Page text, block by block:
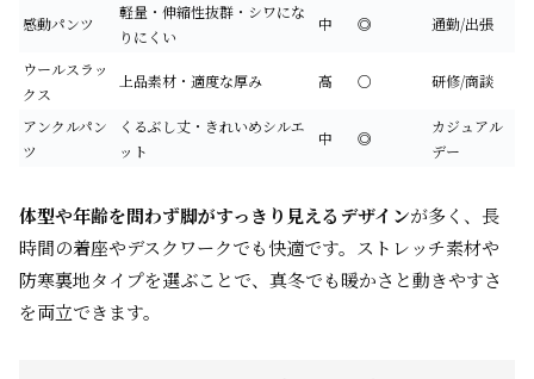
感動パンツ
軽量・伸縮性抜群・シワにな
りにくい
中 ◎ 通勤/出張
ウールスラッ
クス
上品素材・適度な厚み 高 ○ 研修/商談
アンクルパン
ツ
くるぶし丈・きれいめシルエ
ット
中 ◎
カジュアル
デー
体型や年齢を問わず脚がすっきり見えるデザインが多く、長
時間の着座やデスクワークでも快適です。ストレッチ素材や
防寒裏地タイプを選ぶことで、真冬でも暖かさと動きやすさ
を両立できます。